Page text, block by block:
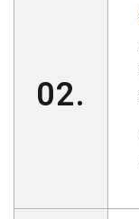
02.